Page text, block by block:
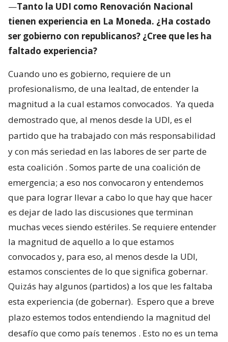
—Tanto la UDI como Renovación Nacional
tienen experiencia en La Moneda. ¿Ha costado
ser gobierno con republicanos? ¿Cree que les ha
faltado experiencia?
Cuando uno es gobierno, requiere de un
profesionalismo, de una lealtad, de entender la
magnitud a la cual estamos convocados. Ya queda
demostrado que, al menos desde la UDI, es el
partido que ha trabajado con más responsabilidad
y con más seriedad en las labores de ser parte de
esta coalición . Somos parte de una coalición de
emergencia; a eso nos convocaron y entendemos
que para lograr llevar a cabo lo que hay que hacer
es dejar de lado las discusiones que terminan
muchas veces siendo estériles. Se requiere entender
la magnitud de aquello a lo que estamos
convocados y, para eso, al menos desde la UDI,
estamos conscientes de lo que significa gobernar.
Quizás hay algunos (partidos) a los que les faltaba
esta experiencia (de gobernar). Espero que a breve
plazo estemos todos entendiendo la magnitud del
desafío que como país tenemos . Esto no es un tema